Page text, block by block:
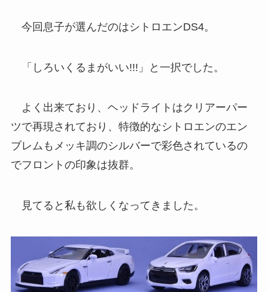
今回息子が選んだのはシトロエンDS4。
「しろいくるまがいい!!!」と一択でした。
よく出来ており、ヘッドライトはクリアーパー
ツで再現されており、特徴的なシトロエンのエン
ブレムもメッキ調のシルバーで彩色されているの
でフロントの印象は抜群。
見てると私も欲しくなってきました。